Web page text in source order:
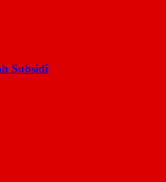
Subsidi